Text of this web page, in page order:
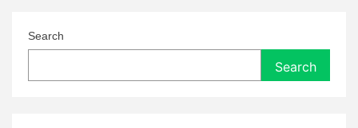
Search
Search